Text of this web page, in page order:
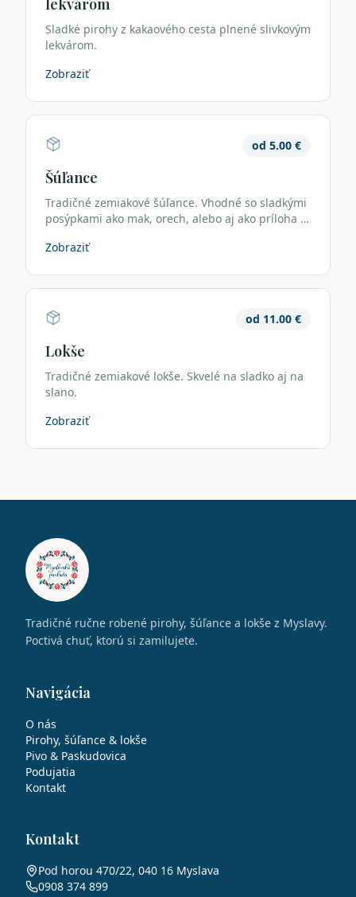
lekvárom
Sladké pirohy z kakaového cesta plnené slivkovým
lekvárom.
Zobraziť
od 5.00 €
Šúľance
Tradičné zemiakové šúľance. Vhodné so sladkými
posýpkami ako mak, orech, alebo aj ako príloha k
Zobraziť
od 11.00 €
Lokše
Tradičné zemiakové lokše. Skvelé na sladko aj na
slano.
Zobraziť
Tradičné ručne robené pirohy, šúľance a lokše z Myslavy.
Poctivá chuť, ktorú si zamilujete.
Navigácia
O nás
Pirohy, šúľance & lokše
Pivo & Paskudovica
Podujatia
Kontakt
Kontakt
Pod horou 470/22, 040 16 Myslava
0908 374 899